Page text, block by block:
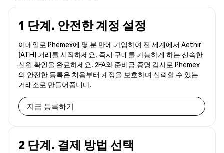
1 단계. 안전한 계정 설정
이메일로 Phemex에 몇 분 만에 가입하여 전 세계에서 Aethir
(ATH) 거래를 시작하세요. 즉시 구매를 가능하게 하는 신속한
신원 확인을 완료하세요. 2FA와 준비금 증명 감사로 Phemex
의 안전한 등록은 처음부터 계정을 보호하며 신뢰할 수 있는
거래소로 만들어줍니다.
지금 등록하기
2 단계. 결제 방법 선택